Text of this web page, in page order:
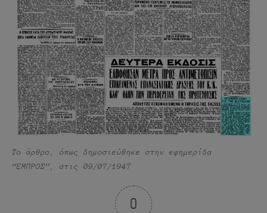
Το άρθρο, όπως δημοσιεύθηκε στην εφημερίδα
“ΕΜΠΡΟΣ”, στις 09/07/1947
0